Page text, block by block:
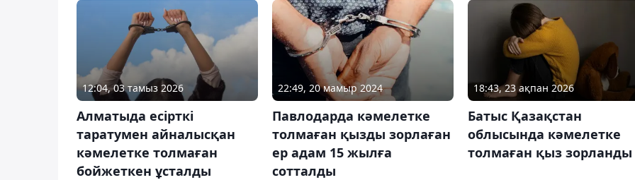
12:04, 03 тамыз 2026
Алматыда есірткі
таратумен айналысқан
кәмелетке толмаған
бойжеткен ұсталды
22:49, 20 мамыр 2024
Павлодарда кәмелетке
толмаған қызды зорлаған
ер адам 15 жылға
сотталды
18:43, 23 ақпан 2026
Батыс Қазақстан
облысында кәмелетке
толмаған қыз зорланды